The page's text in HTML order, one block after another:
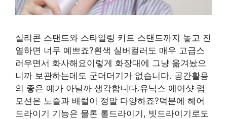
실리콘 스탠드와 스타일링 키트 스탠드까지 놓고 진
열하면 너무 예쁘죠?흰색 실버컬러도 매우 고급스
러우면서 화사해요이렇게 화장대에 그냥 옮겨놨으
니까 보관하는데도 군더더기가 없습니다. 공간활용
의 좋은 예가 아닐까 생각합니다.유닉스 에어샷 랩
모션은 노즐과 배럴이 정말 다양하죠?덕분에 헤어
드라이기 기능은 물론 롤드라이기, 빗드라이기로도